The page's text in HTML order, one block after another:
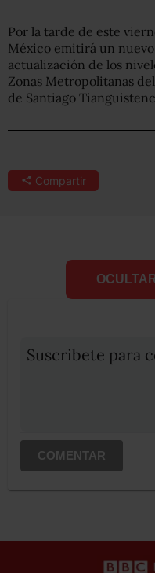
Por la tarde de este
México emitirá un
actualización de los
Zonas Metropolitanas
de Santiago
Compartir
Suscribete para
COMENTAR